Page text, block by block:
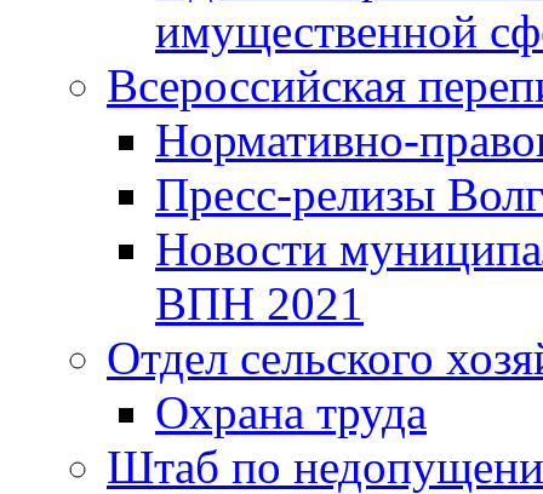
имущественной
Всероссийская
Нормативно-
Пресс-релизы
Новости
ВПН 2021
Отдел сельского
Охрана труда
Штаб по